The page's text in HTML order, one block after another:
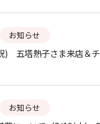
お知らせ
) 五塔熱子さま来店＆
お知らせ